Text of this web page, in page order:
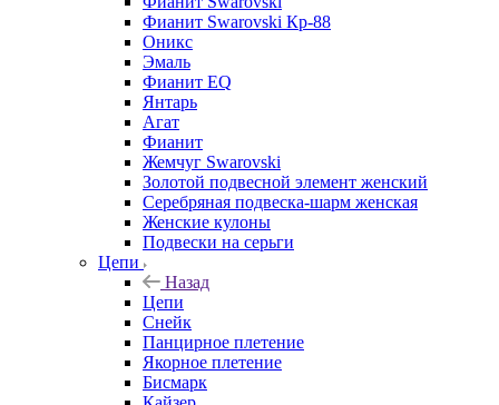
Фианит Swarovski Кр-88
Оникс
Эмаль
Фианит EQ
Янтарь
Агат
Фианит
Жемчуг Swarovski
Золотой подвесной элемент женcкий
Серебряная подвеска-шарм женская
Женские кулоны
Подвески на серьги
Цепи
Назад
Цепи
Снейк
Панцирное плетение
Якорное плетение
Бисмарк